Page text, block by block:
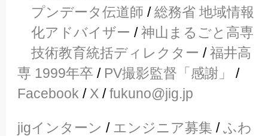
プンデータ伝道師 /総務省 地域情報
化アドバイザー /神山まるごと高専
技術教育統括ディレクター /福井高
専 1999年卒 / PV撮影監督「感謝」
/
Facebook / X /fukuno@jig.jp
jigインターン / エンジニア募集 /ふわ